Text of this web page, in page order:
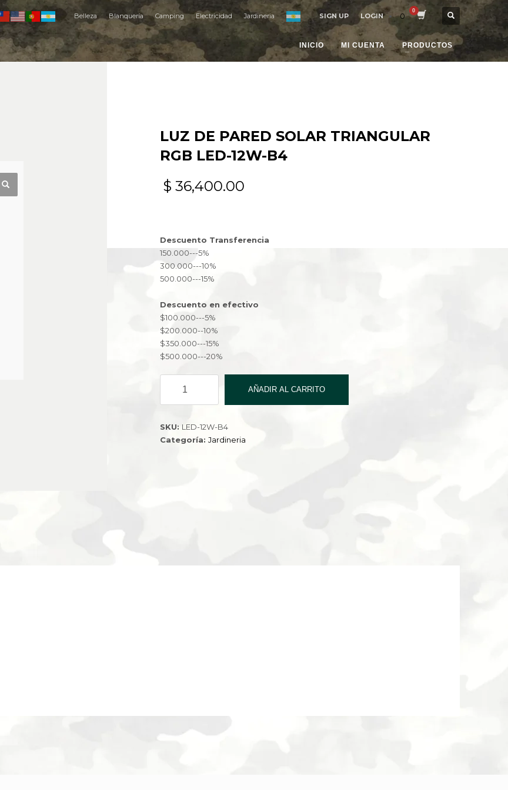
Belleza Blanquería Camping Electricidad Jardineria SIGN UP LOGIN 0
INICIO MI CUENTA PRODUCTOS
LUZ DE PARED SOLAR TRIANGULAR
RGB LED-12W-B4
$ 36,400.00
Descuento Transferencia
150.000---5%
300.000---10%
500.000---15%
Descuento en efectivo
$100.000---5%
$200.000--10%
$350.000---15%
$500.000---20%
PARED
TRIANGULAR
RGB
AÑADIR AL CARRITO
SKU: LED-12W-B4
Categoría: Jardineria